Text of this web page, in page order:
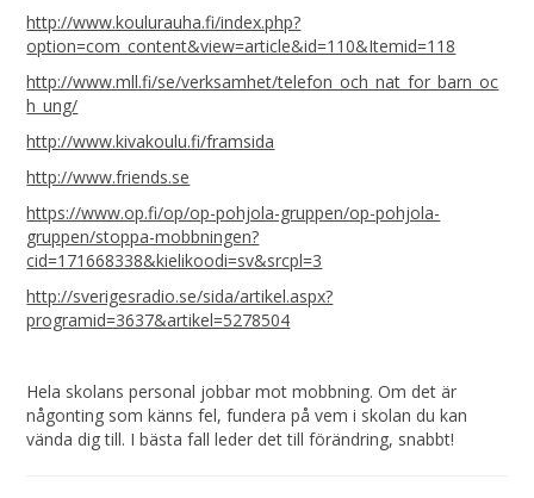
http://www.koulurauha.fi/index.php?
option=com_content&view=article&id=110&Itemid=118
http://www.mll.fi/se/verksamhet/telefon_och_nat_for_barn_oc
h_ung/
http://www.kivakoulu.fi/framsida
http://www.friends.se
https://www.op.fi/op/op-pohjola-gruppen/op-pohjola-
gruppen/stoppa-mobbningen?
cid=171668338&kielikoodi=sv&srcpl=3
http://sverigesradio.se/sida/artikel.aspx?
programid=3637&artikel=5278504
Hela skolans personal jobbar mot mobbning. Om det är
någonting som känns fel, fundera på vem i skolan du kan
vända dig till. I bästa fall leder det till förändring, snabbt!